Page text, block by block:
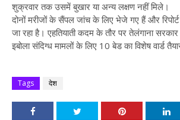
शुक्रवार तक उसमें बुखार या अन्य लक्षण नहीं मिले।
दोनों मरीजों के सैंपल जांच के लिए भेजे गए हैं और
जा रहा है। एहतियाती कदम के तौर पर तेलंगाना
इबोला संदिग्ध मामलों के लिए 10 बेड का विशेष वार्ड
Tags देश